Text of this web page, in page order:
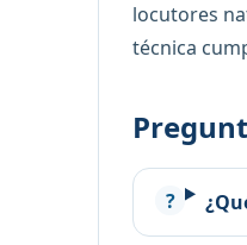
locutores
técnica